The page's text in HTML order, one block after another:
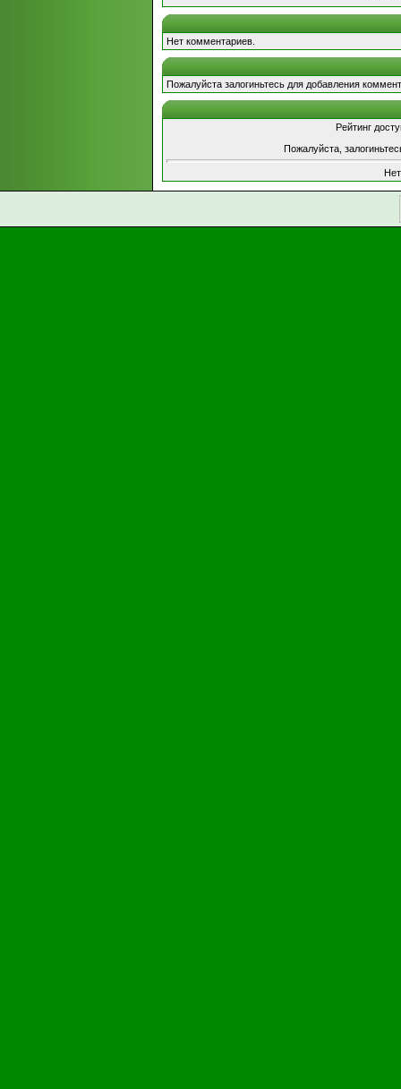
Нет комментариев.
Пожалуйста залогиньтесь для добавления
Рейтинг
Пожалуйста,